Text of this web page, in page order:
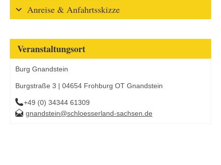
Anreise & Anfahrtsskizze
Veranstaltungsort
Burg Gnandstein
Burgstraße 3 | 04654 Frohburg OT Gnandstein
+49 (0) 34344 61309
gnandstein@schloesserland-sachsen.de